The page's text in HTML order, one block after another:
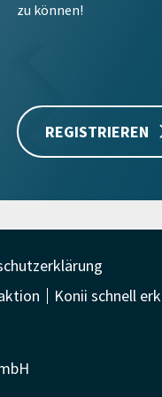
zu können!
REGISTRIEREN
Konii schnell